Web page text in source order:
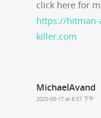
click here for
https://hitman-
killer.com
MichaelAvand
2025-03-17 at 6:57 下午